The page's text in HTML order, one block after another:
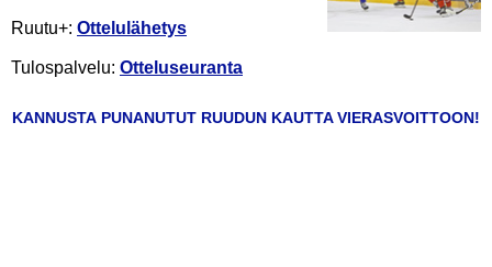
Ruutu+: Ottelulähetys
Tulospalvelu: Otteluseuranta
KANNUSTA PUNANUTUT RUUDUN KAUTTA VIERASVOITTOON!